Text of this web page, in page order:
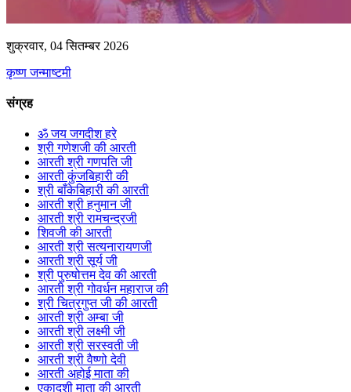
शुक्रवार, 04 सितम्बर 2026
कृष्ण जन्माष्टमी
संग्रह
ॐ जय जगदीश हरे
श्री गणेशजी की आरती
आरती श्री गणपति जी
आरती कुंजबिहारी की
श्री बाँकेबिहारी की आरती
आरती श्री हनुमान जी
आरती श्री रामचन्द्रजी
शिवजी की आरती
आरती श्री सत्यनारायणजी
आरती श्री सूर्य जी
श्री पुरुषोत्तम देव की आरती
आरती श्री गोवर्धन महाराज की
श्री चित्रगुप्त जी की आरती
आरती श्री अम्बा जी
आरती श्री लक्ष्मी जी
आरती श्री सरस्वती जी
आरती श्री वैष्णो देवी
आरती अहोई माता की
एकादशी माता की आरती